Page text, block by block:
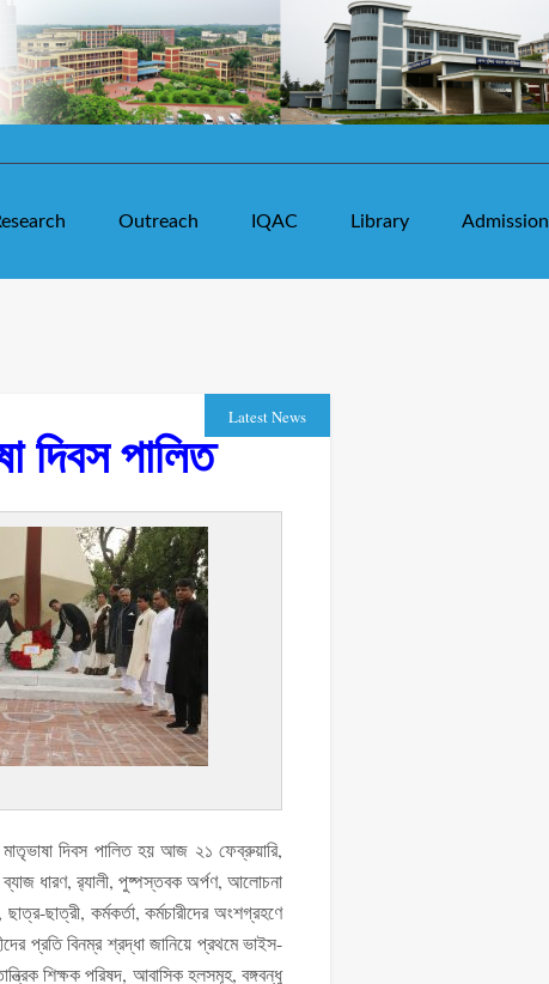
Outreach IQAC Library Admission
Latest News
দিবস পালিত
দিবস পালিত হয় আজ ২১ ফেব্রুয়ারি,
ব্যাজ ধারণ, র‌্যালী, পুষ্পস্তবক অর্পণ, আলোচনা
ছাত্রী, কর্মকর্তা, কর্মচারীদের অংশগ্রহণে
প্রতি বিনম্র শ্রদ্ধা জানিয়ে প্রথমে ভাইস-
শিক্ষক পরিষদ, আবাসিক হলসমূহ, বঙ্গবন্ধু